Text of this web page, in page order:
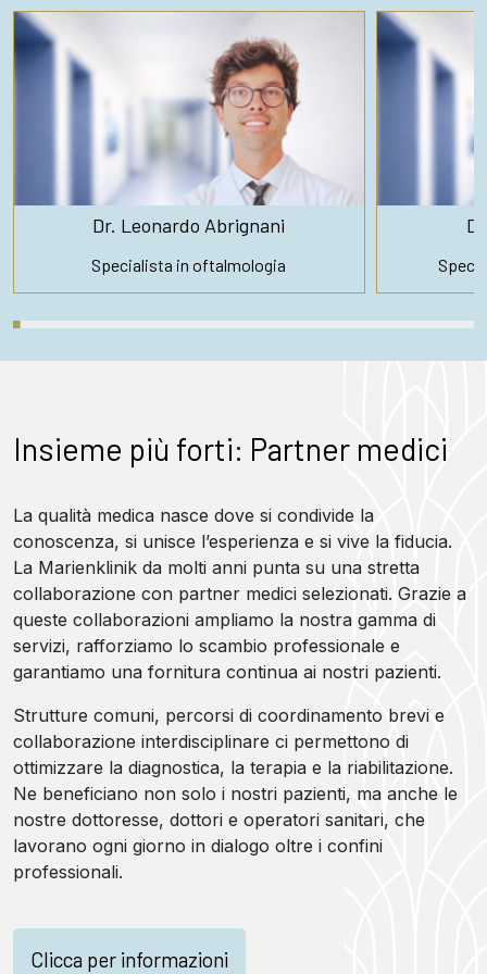
Dr. Leonardo Abrignani
Specialista in oftalmologia
Insieme più forti: Partner medici
La qualità medica nasce dove si condivide la
conoscenza, si unisce l’esperienza e si vive la fiducia.
La Marienklinik da molti anni punta su una stretta
collaborazione con partner medici selezionati. Grazie a
queste collaborazioni ampliamo la nostra gamma di
servizi, rafforziamo lo scambio professionale e
garantiamo una fornitura continua ai nostri pazienti.
Strutture comuni, percorsi di coordinamento brevi e
collaborazione interdisciplinare ci permettono di
ottimizzare la diagnostica, la terapia e la riabilitazione.
Ne beneficiano non solo i nostri pazienti, ma anche le
nostre dottoresse, dottori e operatori sanitari, che
lavorano ogni giorno in dialogo oltre i confini
professionali.
Clicca per informazioni